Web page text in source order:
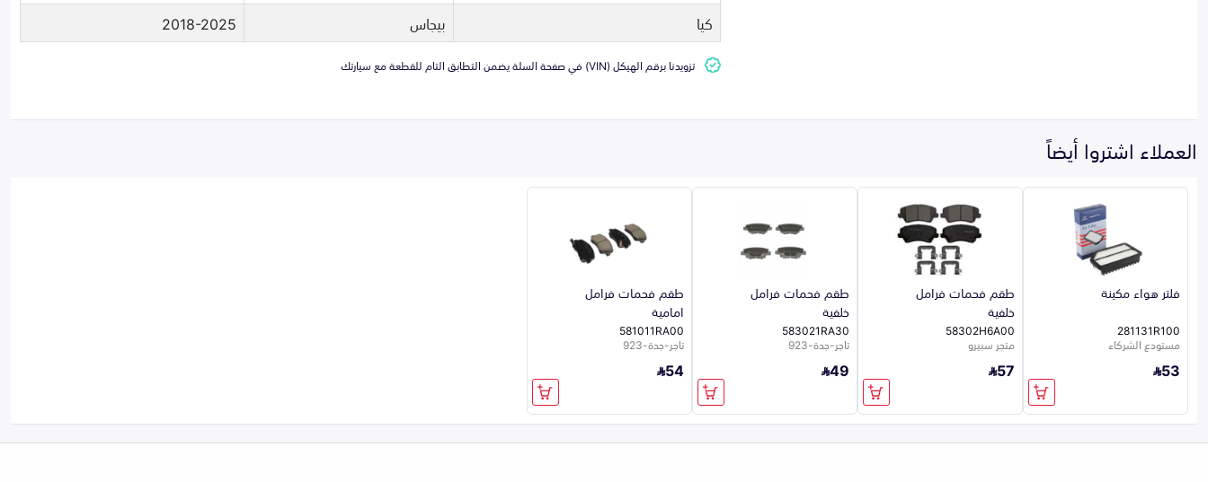
كيا
بيجاس 2018-2025
تزويدنا برقم الهيكل (VIN) في صفحة السلة يضمن التطابق التام للقطعة مع سيارتك
العملاء اشتروا أيضاً
فلتر هواء مكينة
281131R100
مستودع الشركاء
53
طقم فحمات فرامل
خلفية
58302H6A00
متجر سبيرو
57
طقم فحمات فرامل
خلفية
583021RA30
تاجر-جدة-923
49
طقم فحمات فرامل
امامية
581011RA00
تاجر-جدة-923
54